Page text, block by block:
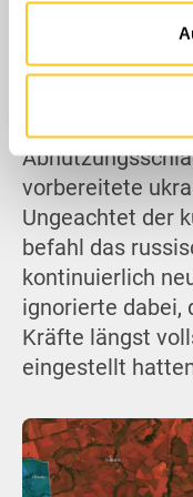
Partner führen diese
weiteren Daten
haben oder die sie
katastrophaler
Truppen
wiederholten
Pipeline in eine
vorbereitete
Ungeachtet der
befahl das
kontinuierlich
ignorierte dabei,
Kräfte längst
eingestellt